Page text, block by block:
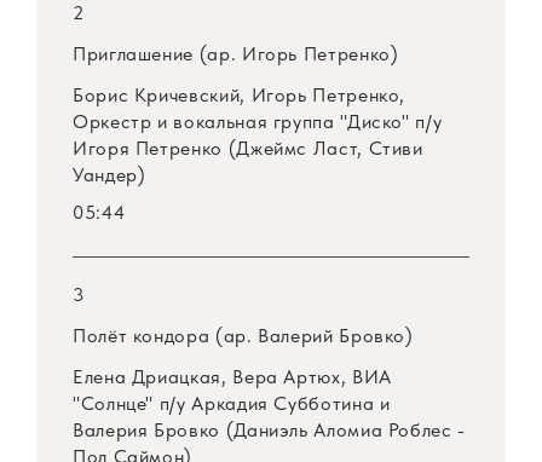
2
Приглашение (ар. Игорь Петренко)
Борис Кричевский, Игорь Петренко,
Оркестр и вокальная группа "Диско" п/у
Игоря Петренко (Джеймс Ласт, Стиви
Уандер)
05:44
3
Полёт кондора (ар. Валерий Бровко)
Елена Дриацкая, Вера Артюх, ВИА
"Солнце" п/у Аркадия Субботина и
Валерия Бровко (Даниэль Аломиа Роблес -
Пол Саймон)